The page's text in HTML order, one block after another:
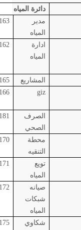
دائرة المياه
مدير
المياه
ادارة
المياه
المشاريع
giz
الصرف
الصحي
محطة
التنقيه
تويع
المياه
صيانه
شبكات
المياه
شكاوي